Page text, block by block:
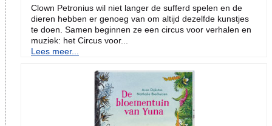
Clown Petronius wil niet langer de sufferd spelen en de
dieren hebben er genoeg van om altijd dezelfde kunstjes
te doen. Samen beginnen ze een circus voor verhalen en
muziek: het Circus voor...
Lees meer...